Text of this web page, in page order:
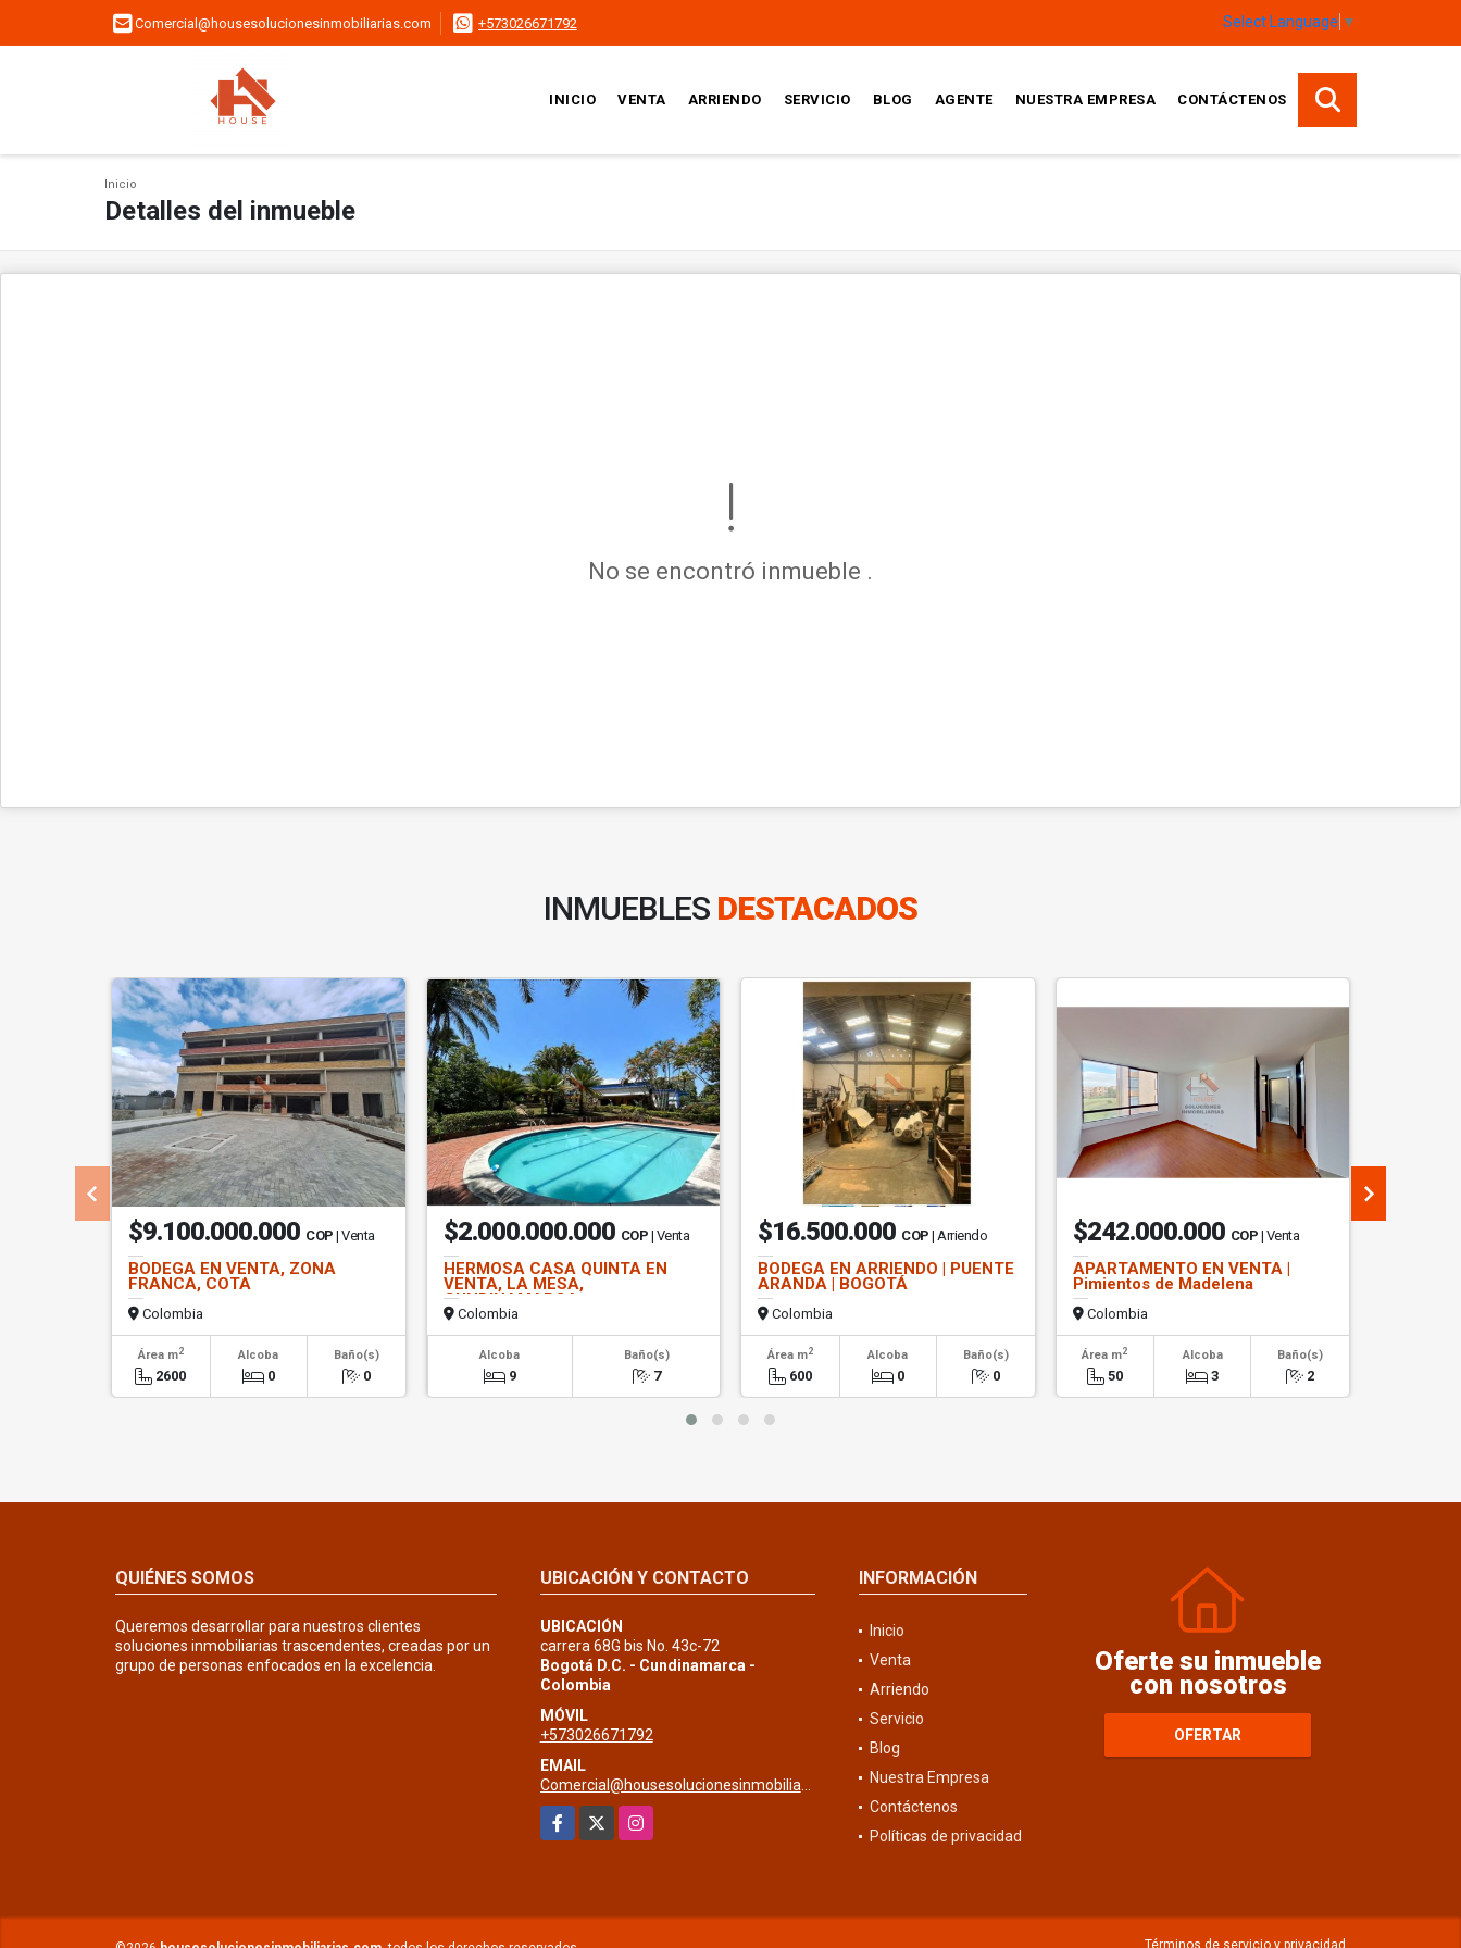
Comercial@housesolucionesinmobiliarias.com +573026671792 Select Language ▼
INICIO VENTA ARRIENDO SERVICIO BLOG AGENTE NUESTRA EMPRESA CONTÁCTENOS
Inicio
Detalles del inmueble
No se encontró inmueble .
INMUEBLES DESTACADOS
$9.100.000.000 COP | Venta
BODEGA EN VENTA, ZONA
FRANCA, COTA
Colombia
Área m2
2600
Alcoba
0
Baño(s)
0
$2.000.000.000 COP | Venta
HERMOSA CASA QUINTA EN
VENTA, LA MESA,
CUNDINAMARCA
Colombia
Alcoba
9
Baño(s)
7
$16.500.000 COP | Arriendo
BODEGA EN ARRIENDO | PUENTE
ARANDA | BOGOTÁ
Colombia
Área m2
600
Alcoba
0
Baño(s)
0
$242.000.000 COP | Venta
APARTAMENTO EN VENTA |
Pimientos de Madelena
Colombia
Área m2
50
Alcoba
3
Baño(s)
2
QUIÉNES SOMOS
Queremos desarrollar para nuestros clientes
soluciones inmobiliarias trascendentes, creadas por un
grupo de personas enfocados en la excelencia.
UBICACIÓN Y CONTACTO
UBICACIÓN
carrera 68G bis No. 43c-72
Bogotá D.C. - Cundinamarca -
Colombia
MÓVIL
+573026671792
EMAIL
Comercial@housesolucionesinmobiliarias.com
Facebook
Instagram
INFORMACIÓN
Inicio
Venta
Arriendo
Servicio
Blog
Nuestra Empresa
Contáctenos
Políticas de privacidad
Oferte su inmueble
con nosotros
OFERTAR
Términos de servicio y privacidad